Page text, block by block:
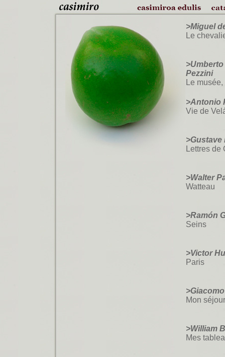
>Miguel
Le
Pezzini
Le
>Antonio
Vie de
>Gustave
Lettres de
>Walter
Watteau
>Ramón
Seins
>Victor
Paris
Mon
>William
Mes